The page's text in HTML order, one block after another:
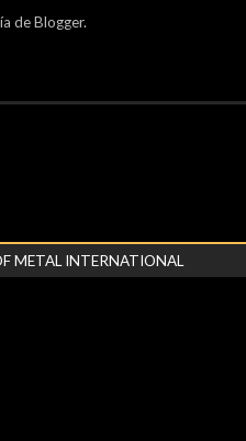
deBlogger.
METAL INTERNATIONAL